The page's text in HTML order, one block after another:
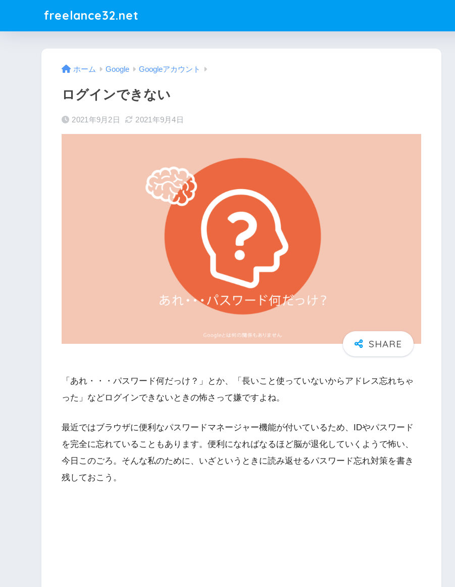
freelance32.net
ホーム Google Googleアカウント
ログインできない
2021年9月2日 2021年9月4日
「あれ・・・パスワード何だっけ？」とか、「長いこと使っていないからアドレス忘れちゃ
った」などログインできないときの怖さって嫌ですよね。
最近ではブラウザに便利なパスワードマネージャー機能が付いているため、IDやパスワード
を完全に忘れていることもあります。便利になればなるほど脳が退化していくようで怖い、
今日このごろ。そんな私のために、いざというときに読み返せるパスワード忘れ対策を書き
残しておこう。